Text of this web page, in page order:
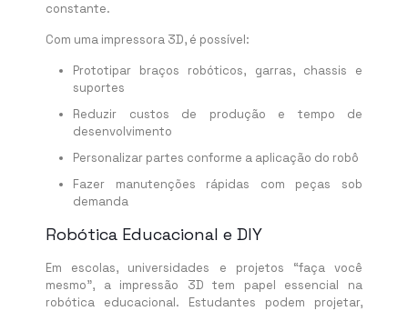
constante.
Com uma impressora 3D, é possível:
Prototipar braços robóticos, garras, chassis e
suportes
Reduzir custos de produção e tempo de
desenvolvimento
Personalizar partes conforme a aplicação do robô
Fazer manutenções rápidas com peças sob
demanda
Robótica Educacional e DIY
Em escolas, universidades e projetos “faça você
mesmo”, a impressão 3D tem papel essencial na
robótica educacional. Estudantes podem projetar,